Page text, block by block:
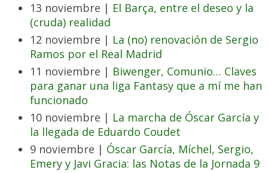
13 noviembre | El Barça, entre el deseo y la
(cruda) realidad
12 noviembre | La (no) renovación de Sergio
Ramos por el Real Madrid
11 noviembre | Biwenger, Comunio… Claves
para ganar una liga Fantasy que a mí me han
funcionado
10 noviembre | La marcha de Óscar García y
la llegada de Eduardo Coudet
9 noviembre | Óscar García, Míchel, Sergio,
Emery y Javi Gracia: las Notas de la Jornada 9